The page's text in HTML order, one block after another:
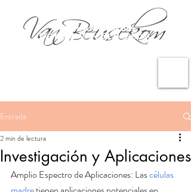
Entrada
Investigación y Aplicaciones
2 min de lectura
Amplio Espectro de Aplicaciones: Las células